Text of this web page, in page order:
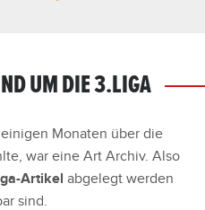
UM DIE 3.LIGA
Monaten über die
war eine Art Archiv. Also
Artikel abgelegt werden
sind.